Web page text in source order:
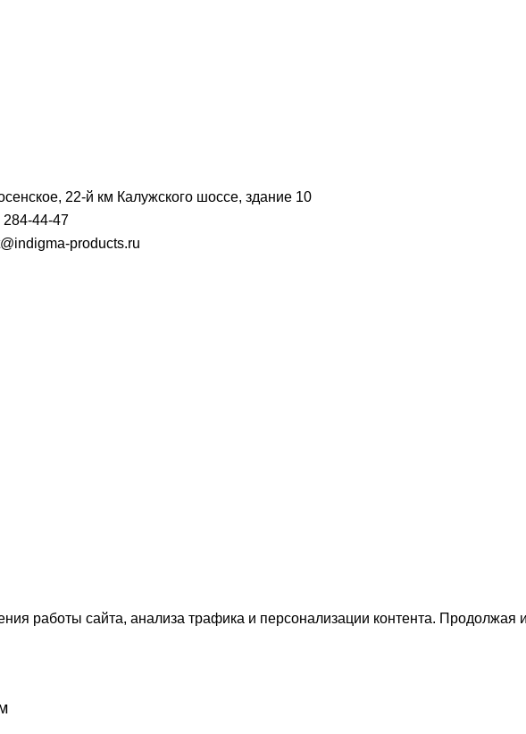
22-й км Калужского шоссе, здание 10
44-47
products.ru
работы сайта, анализа трафика и персонализации контента. Продолжая